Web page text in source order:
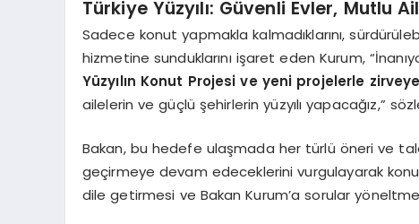
Türkiye Yüzyılı: Güvenli Evler, Mutlu
Sadece konut yapmakla kalmadıklarını,
hizmetine sunduklarını işaret eden Kurum,
Yüzyılın Konut Projesi ve yeni projelerle
ailelerin ve güçlü şehirlerin yüzyılı yapacağız,”
Bakan, bu hedefe ulaşmada her türlü öneri ve
geçirmeye devam edeceklerini vurgulayarak
dile getirmesi ve Bakan Kurum’a sorular